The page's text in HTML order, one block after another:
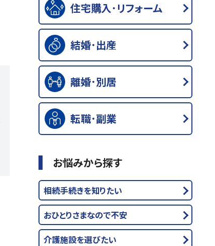
住宅購入･リフォーム
結婚･出産
離婚･別居
転職･副業
お悩みから探す
相続手続きを知りたい
おひとりさまなので不安
介護施設を選びたい